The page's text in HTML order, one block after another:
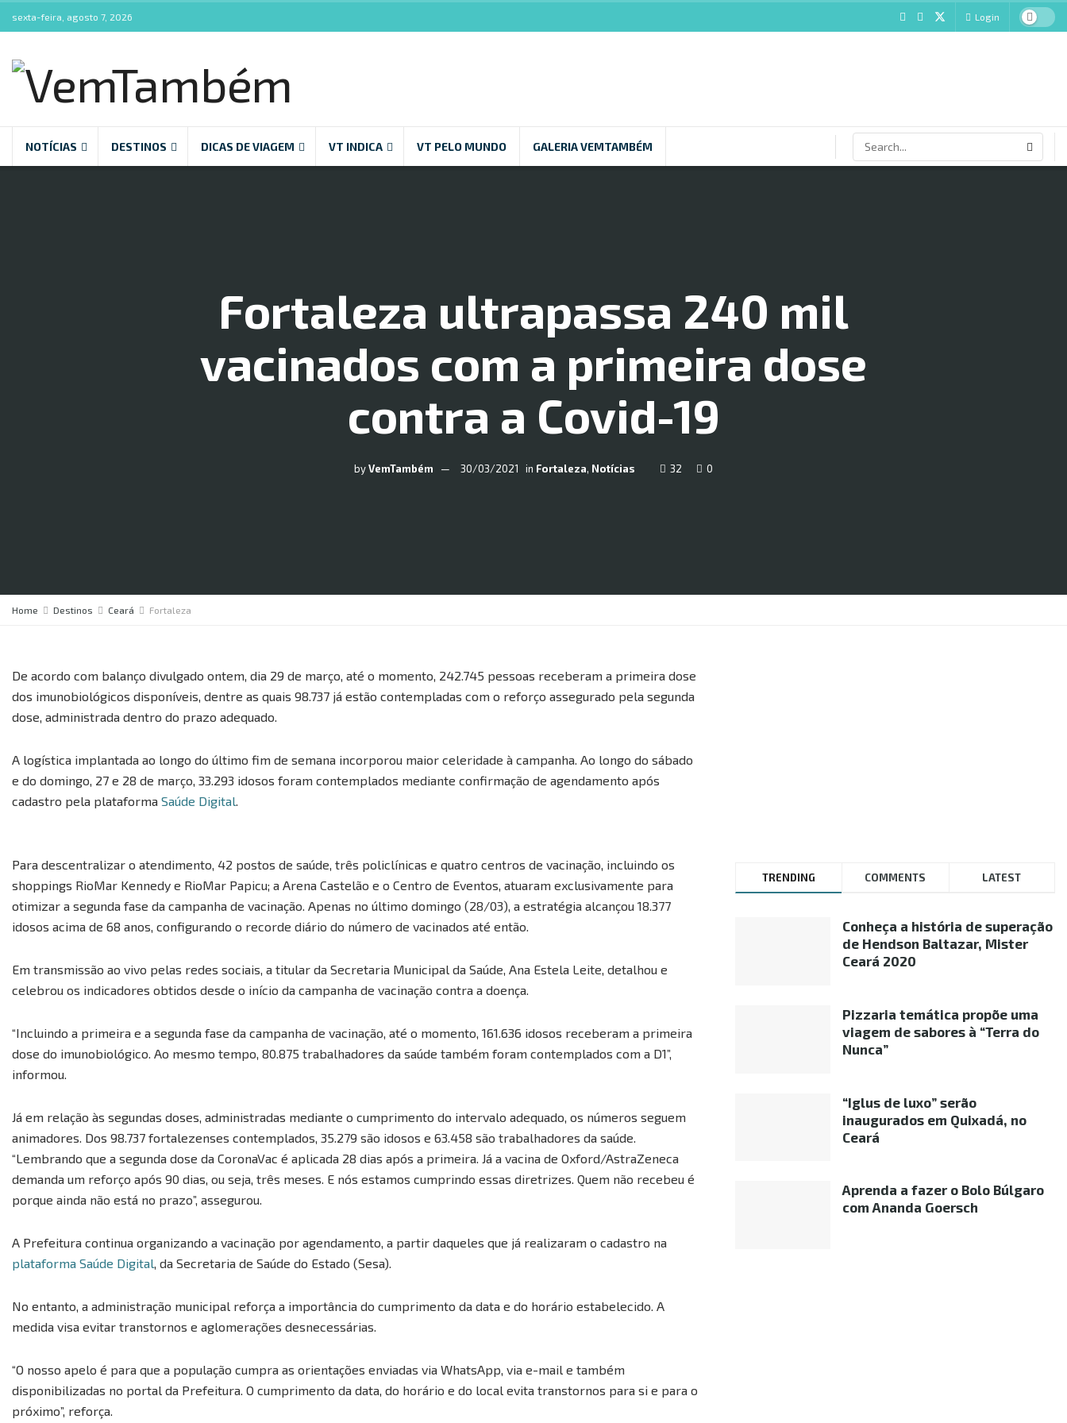
sexta-feira, agosto 7, 2026 Login
NOTÍCIAS DESTINOS DICAS DE VIAGEM VT INDICA VT PELO MUNDO GALERIA VEMTAMBÉM
Fortaleza ultrapassa 240 mil
vacinados com a primeira dose
contra a Covid-19
byVemTambém 30/03/2021 in Fortaleza, Notícias 32 0
Home Destinos Ceará Fortaleza
De acordo com balanço divulgado ontem, dia 29 de março, até o momento, 242.745 pessoas receberam a primeira dose
dos imunobiológicos disponíveis, dentre as quais 98.737 já estão contempladas com o reforço assegurado pela segunda
dose, administrada dentro do prazo adequado.
A logística implantada ao longo do último fim de semana incorporou maior celeridade à campanha. Ao longo do sábado
e do domingo, 27 e 28 de março, 33.293 idosos foram contemplados mediante confirmação de agendamento após
cadastro pela plataforma Saúde Digital.
Para descentralizar o atendimento, 42 postos de saúde, três policlínicas e quatro centros de vacinação, incluindo os
shoppings RioMar Kennedy e RioMar Papicu; a Arena Castelão e o Centro de Eventos, atuaram exclusivamente para
otimizar a segunda fase da campanha de vacinação. Apenas no último domingo (28/03), a estratégia alcançou 18.377
idosos acima de 68 anos, configurando o recorde diário do número de vacinados até então.
Em transmissão ao vivo pelas redes sociais, a titular da Secretaria Municipal da Saúde, Ana Estela Leite, detalhou e
celebrou os indicadores obtidos desde o início da campanha de vacinação contra a doença.
“Incluindo a primeira e a segunda fase da campanha de vacinação, até o momento, 161.636 idosos receberam a primeira
dose do imunobiológico. Ao mesmo tempo, 80.875 trabalhadores da saúde também foram contemplados com a D1”,
informou.
Já em relação às segundas doses, administradas mediante o cumprimento do intervalo adequado, os números seguem
animadores. Dos 98.737 fortalezenses contemplados, 35.279 são idosos e 63.458 são trabalhadores da saúde.
“Lembrando que a segunda dose da CoronaVac é aplicada 28 dias após a primeira. Já a vacina de Oxford/AstraZeneca
demanda um reforço após 90 dias, ou seja, três meses. E nós estamos cumprindo essas diretrizes. Quem não recebeu é
porque ainda não está no prazo”, assegurou.
A Prefeitura continua organizando a vacinação por agendamento, a partir daqueles que já realizaram o cadastro na
plataforma Saúde Digital, da Secretaria de Saúde do Estado (Sesa).
No entanto, a administração municipal reforça a importância do cumprimento da data e do horário estabelecido. A
medida visa evitar transtornos e aglomerações desnecessárias.
“O nosso apelo é para que a população cumpra as orientações enviadas via WhatsApp, via e-mail e também
disponibilizadas no portal da Prefeitura. O cumprimento da data, do horário e do local evita transtornos para si e para o
próximo”, reforça.
TRENDING COMMENTS LATEST
Conheça a história de superação
de Hendson Baltazar, Mister
Ceará 2020
Pizzaria temática propõe uma
viagem de sabores à “Terra do
Nunca”
“Iglus de luxo” serão
inaugurados em Quixadá, no
Ceará
Aprenda a fazer o Bolo Búlgaro
com Ananda Goersch